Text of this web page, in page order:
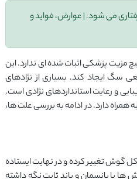
می شود. | عوارض، فواید و
پزشکی اثبات شده ای ندارد. این
سگ ایجاد کند. بسیاری از نژادهای
و رعایت استانداردهای نژادی است.
دارد. در ادامه به بررسی علت ها،
تغییر کرده و در نهایت ایستاده